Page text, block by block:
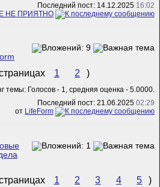
Последний пост: 14.12.2025 16:02
НЕ ПРИЯТНО
1 2 )
Последний пост: 21.06.2025 02:29
от LifeForm
1 2 3 4 5 )